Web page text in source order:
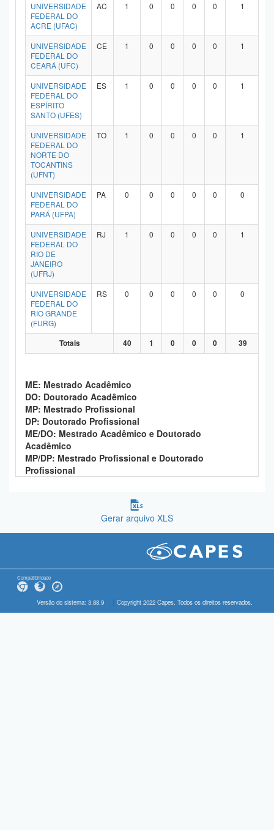
UNIVERSIDADE
FEDERAL DO
ACRE (UFAC)
AC 1 0 0 0 0 1
UNIVERSIDADE
FEDERAL DO
CEARÁ (UFC)
CE 1 0 0 0 0 1
UNIVERSIDADE
FEDERAL DO
ESPÍRITO
SANTO (UFES)
ES 1 0 0 0 0 1
UNIVERSIDADE
FEDERAL DO
NORTE DO
TOCANTINS
(UFNT)
TO 1 0 0 0 0 1
UNIVERSIDADE
FEDERAL DO
PARÁ (UFPA)
PA 0 0 0 0 0 0
UNIVERSIDADE
FEDERAL DO
RIO DE
JANEIRO
(UFRJ)
RJ 1 0 0 0 0 1
UNIVERSIDADE
FEDERAL DO
RIO GRANDE
(FURG)
RS 0 0 0 0 0 0
Totais 40 1 0 0 0 39
ME: Mestrado Acadêmico
DO: Doutorado Acadêmico
MP: Mestrado Profissional
DP: Doutorado Profissional
ME/DO: Mestrado Acadêmico e Doutorado
Acadêmico
MP/DP: Mestrado Profissional e Doutorado
Profissional
Gerar arquivo XLS
Compatibilidade
Versão do sistema: 3.88.9 Copyright 2022 Capes. Todos os direitos reservados.